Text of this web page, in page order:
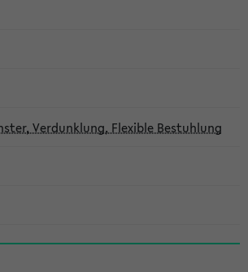
Verdunklung, Flexible Bestuhlung